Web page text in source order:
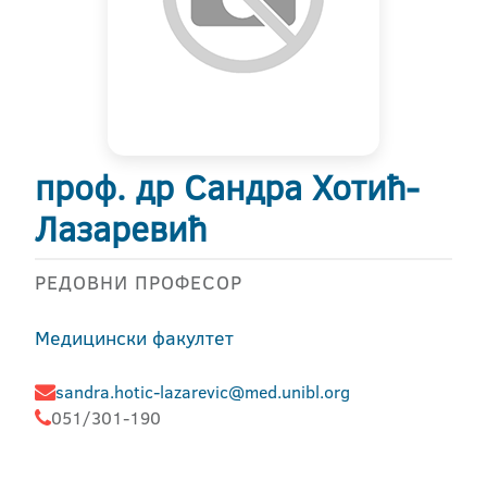
проф. др Сандра Хотић-
Лазаревић
РЕДОВНИ ПРОФЕСОР
Медицински факултет
sandra.hotic-lazarevic@med.unibl.org
051/301-190